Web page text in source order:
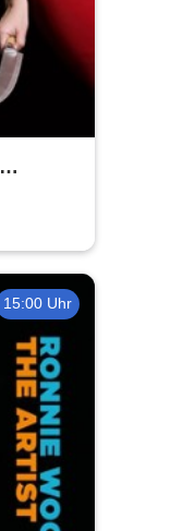
15:00 Uhr